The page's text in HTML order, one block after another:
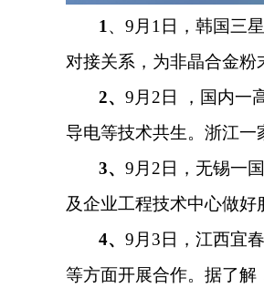
1 、 9月1日，韩国三
对接关系，为非晶合金粉
2、 9月2日 ，国内一
导电等技术共生。浙江一
3、 9月2日，无锡一
及企业工程技术中心做好
4、 9月3日，江西宜
等方面开展合作。据了解